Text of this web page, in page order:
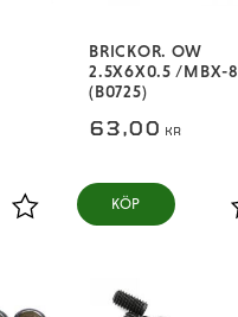
Lägg till i favoriter
BRICKOR. OW
2.5X6X0.5 /MBX-8
(B0725)
63,00 KR
KÖP